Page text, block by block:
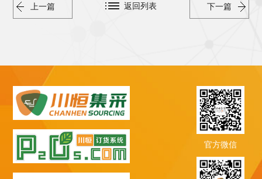
上一篇 下一篇
返回列表
官方微信